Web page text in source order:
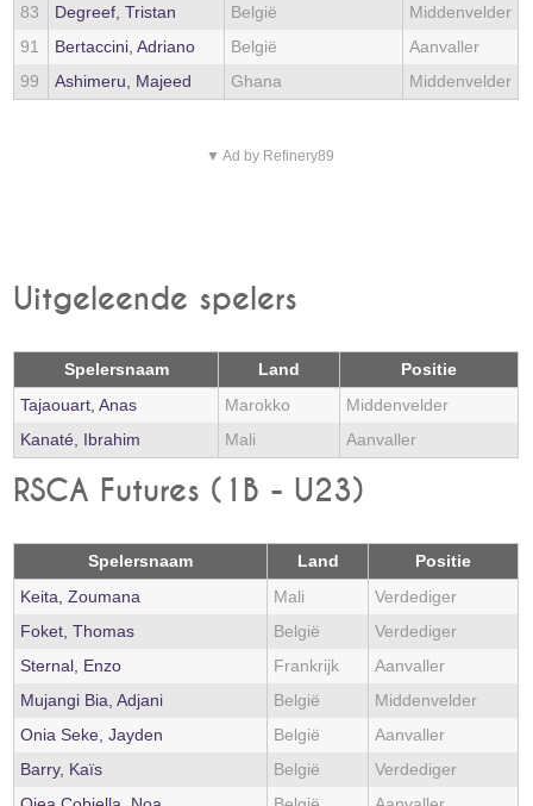
83
Degreef, Tristan België
Middenvelder
91
Bertaccini, Adriano België
Aanvaller
99
Ashimeru, Majeed Ghana Middenvelder
▼ Ad by Refinery89
Uitgeleende spelers
Spelersnaam Land
Positie
Tajaouart, Anas
Marokko
Middenvelder
Kanaté, Ibrahim
Mali Aanvaller
RSCA Futures (1B - U23)
Spelersnaam Land
Positie
Keita, Zoumana
Mali
Verdediger
Foket, Thomas
België
Verdediger
Sternal, Enzo
Frankrijk
Aanvaller
Mujangi Bia, Adjani
België
Middenvelder
Onia Seke, Jayden
België
Aanvaller
Barry, Kaïs
België
Verdediger